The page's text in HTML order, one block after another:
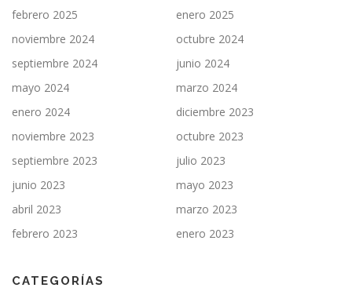
febrero 2025
enero 2025
noviembre 2024
octubre 2024
septiembre 2024
junio 2024
mayo 2024
marzo 2024
enero 2024
diciembre 2023
noviembre 2023
octubre 2023
septiembre 2023
julio 2023
junio 2023
mayo 2023
abril 2023
marzo 2023
febrero 2023
enero 2023
CATEGORÍAS